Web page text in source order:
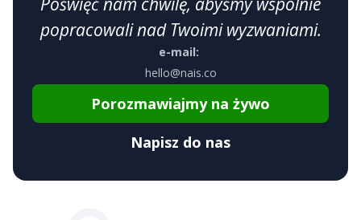
popracowali nad Twoimi wyzwaniami.
e-mail:
hello@nais.co
Porozmawiajmy na żywo
Napisz do nas